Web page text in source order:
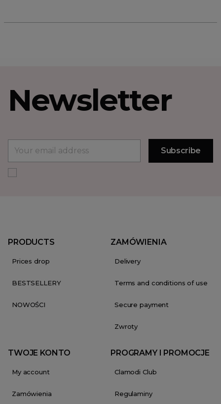
Newsletter
PRODUCTS
Prices drop
BESTSELLERY
NOWOŚCI
ZAMÓWIENIA
Delivery
Terms and conditions of use
Secure payment
Zwroty
TWOJE KONTO
My account
Zamówienia
PROGRAMY I PROMOCJE
Clamodi Club
Regulaminy